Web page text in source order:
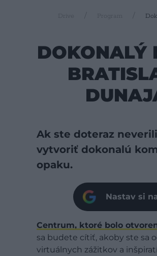
Drive
DOKONALÝ
Ak ste doteraz
vytvoriť dokonalú
opaku.
Nastav si
Centrum, ktoré bolo
sa budete cítiť, akoby ste sa
virtuálnych zážitkov a